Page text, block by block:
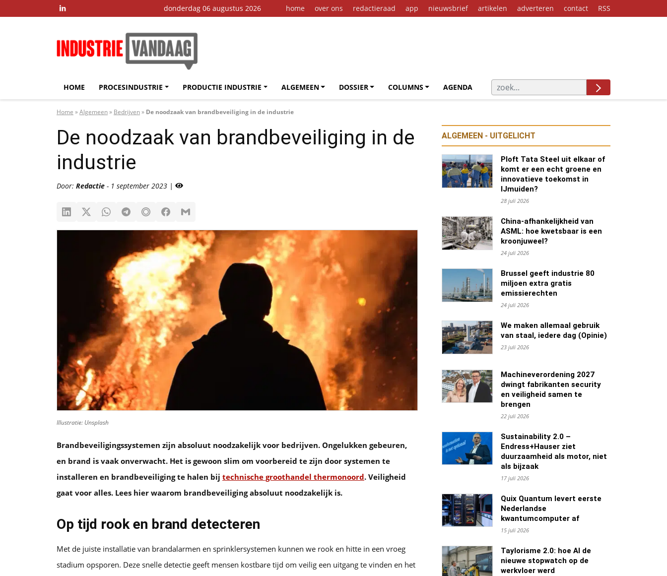
 donderdag 06 augustus 2026 home over ons redactieraad app nieuwsbrief artikelen adverteren contact RSS
HOME PROCESINDUSTRIE PRODUCTIE INDUSTRIE ALGEMEEN DOSSIER COLUMNS AGENDA
Home »Algemeen» Bedrijven» De noodzaak van brandbeveiliging in de industrie
De noodzaak van brandbeveiliging in de
industrie
Door: Redactie - 1 september 2023 |
Illustratie: Unsplash
Brandbeveiligingssystemen zijn absoluut noodzakelijk voor bedrijven. Ongelukken gebeuren,
en brand is vaak onverwacht. Het is gewoon slim om voorbereid te zijn door systemen te
installeren en brandbeveiliging te halen bij technische groothandel thermonoord. Veiligheid
gaat voor alles. Lees hier waarom brandbeveiliging absoluut noodzakelijk is.
Op tijd rook en brand detecteren
Met de juiste installatie van brandalarmen en sprinklersystemen kunnen we rook en hitte in een vroeg
stadium opsporen. Deze snelle detectie geeft mensen kostbare tijd om veilig een uitgang te vinden en het
ALGEMEEN - UITGELICHT
Ploft Tata Steel uit elkaar of
komt er een echt groene en
innovatieve toekomst in
IJmuiden?
28 juli 2026
China-afhankelijkheid van
ASML: hoe kwetsbaar is een
kroonjuweel?
24 juli 2026
Brussel geeft industrie 80
miljoen extra gratis
emissierechten
24 juli 2026
We maken allemaal gebruik
van staal, iedere dag (Opinie)
23 juli 2026
Machineverordening 2027
dwingt fabrikanten security
en veiligheid samen te
brengen
22 juli 2026
Sustainability 2.0 –
Endress+Hauser ziet
duurzaamheid als motor, niet
als bijzaak
17 juli 2026
Quix Quantum levert eerste
Nederlandse
kwantumcomputer af
15 juli 2026
Taylorisme 2.0: hoe AI de
nieuwe stopwatch op de
werkvloer werd